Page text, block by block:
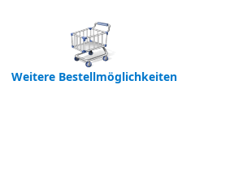
Weitere Bestellmöglichkeiten